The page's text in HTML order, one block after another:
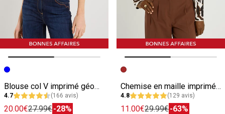
Image précédente
Image suivante
Blouse col V imprimé géométrique femme
4.7 (166 avis)
20.00€27.99€-28%
Image précédente
Image suivante
Chemise en maille imprimé zébré femme
4.8 (129 avis)
11.00€29.99€-63%